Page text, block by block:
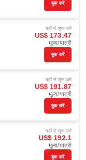
बुक करें
यहाँ से शुरू करें
US$ 173.47
मूल्य/यात्री
बुक करें
यहाँ से शुरू करें
US$ 191.87
मूल्य/यात्री
बुक करें
यहाँ से शुरू करें
US$ 192.1
मूल्य/यात्री
बुक करें